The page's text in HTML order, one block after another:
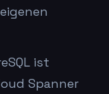
ist
Spanner